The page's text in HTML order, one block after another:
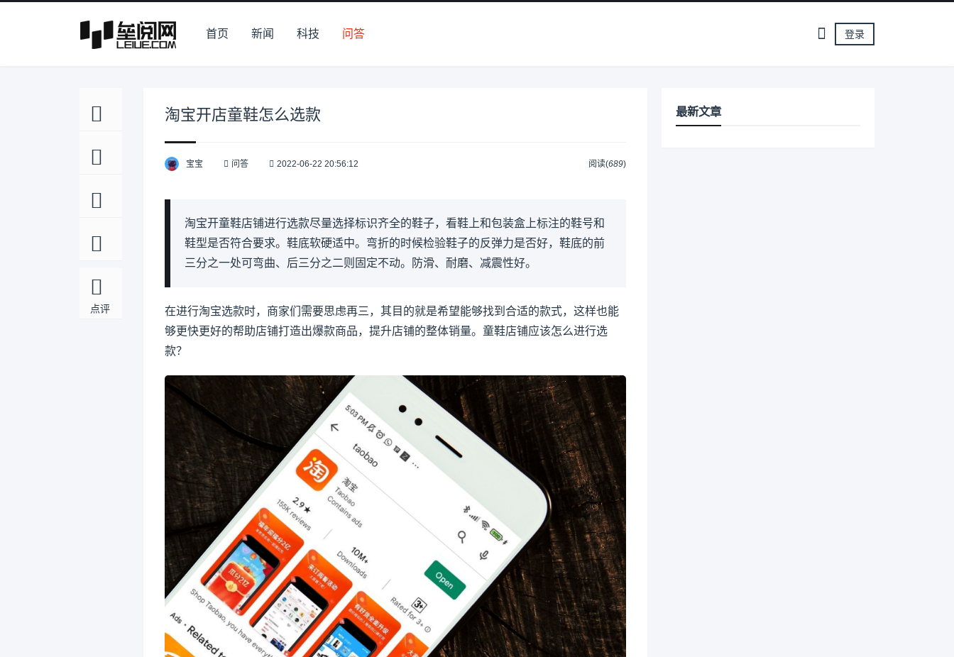
首页 新闻 科技 问答 登录
点评
淘宝开店童鞋怎么选款
宝宝 问答 2022-06-22 20:56:12 阅读(689)
淘宝开童鞋店铺进行选款尽量选择标识齐全的鞋子，看鞋上和包装盒上标注的鞋号和
鞋型是否符合要求。鞋底软硬适中。弯折的时候检验鞋子的反弹力是否好，鞋底的前
三分之一处可弯曲、后三分之二则固定不动。防滑、耐磨、减震性好。
在进行淘宝选款时，商家们需要思虑再三，其目的就是希望能够找到合适的款式，这样也能
够更快更好的帮助店铺打造出爆款商品，提升店铺的整体销量。童鞋店铺应该怎么进行选
款？
最新文章